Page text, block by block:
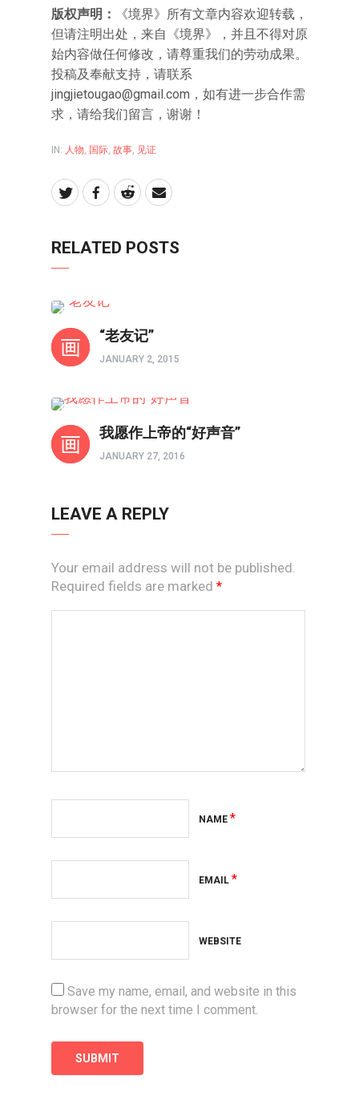
版权声明：
《境界》所有文章内容欢迎转载，
但请注明出处，来自《境界》，并且不得对原
始内容做任何修改，请尊重我们的劳动成果。
投稿及奉献支持，请联系
jingjietougao@gmail.com ，如有进一步合作需
求，请给我们留言，谢谢！
IN: 人物 国际 故事 见证
RELATED POSTS
“老友记”
JANUARY 2, 2015
我愿作上帝的“好声音”
JANUARY 27, 2016
LEAVE A REPLY
Your email address will not be published.
Required fields are marked *
NAME *
EMAIL *
WEBSITE
Save my name, email, and website in this
browser for the next time I comment.